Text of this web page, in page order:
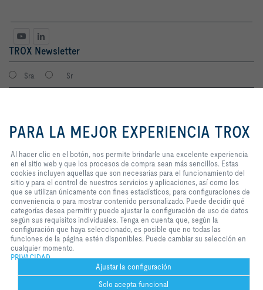
TROX Newsletter
Sra Sr
Consiento que mis datos sean guardados en cumplimiento con la
política de protección de datos de TROX.
Login
Inicio Contactos Condiciones de contratación
Aviso legal
2026 © TROX México S.A. de C.V.
permite brindarle una excelente
experiencia en el sitio web y que
sencillos. Estas cookies incluyen
aquellas que son necesarias para
el funcionamiento del sitio y para
el control de nuestros servicios y
aplicaciones, así como los que se
utilizan únicamente con fines
estadísticos, para configuraciones
de conveniencia o para mostrar
contenido personalizado. Puede
decidir qué categorías desea
configuración de uso de datos
según sus requisitos individuales.
Tenga en cuenta que, según la
configuración que haya
PARA LA MEJOR EXPERIENCIA TROX
Al hacer clic en el botón, nos permite brindarle una excelente experiencia
en el sitio web y que los procesos de compra sean más sencillos. Estas
cookies incluyen aquellas que son necesarias para el funcionamiento del
sitio y para el control de nuestros servicios y aplicaciones, así como los
que se utilizan únicamente con fines estadísticos, para configuraciones de
conveniencia o para mostrar contenido personalizado. Puede decidir qué
categorías desea permitir y puede ajustar la configuración de uso de datos
según sus requisitos individuales. Tenga en cuenta que, según la
configuración que haya seleccionado, es posible que no todas las
funciones de la página estén disponibles. Puede cambiar su selección en
cualquier momento.
PRIVACIDAD
Ajustar la configuración
Solo acepta funcional